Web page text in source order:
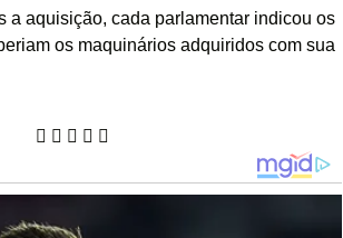
a aquisição, cada parlamentar indicou os
os maquinários adquiridos com sua